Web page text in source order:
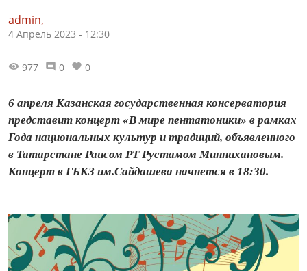
admin,
4 Апрель 2023 - 12:30
977 0 0
6 апреля Казанская государственная консерватория
представит концерт «В мире пентатоники» в рамках
Года национальных культур и традиций, объявленного
в Татарстане Раисом РТ Рустамом Миннихановым.
Концерт в ГБКЗ им.Сайдашева начнется в 18:30.